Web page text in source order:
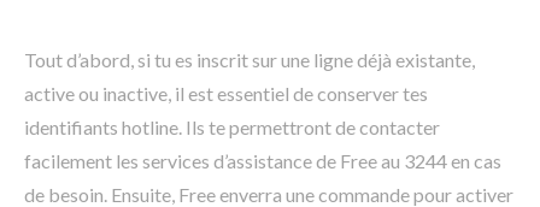
Tout d’abord, si tu es inscrit sur une ligne déjà existante,
active ou inactive, il est essentiel de conserver tes
identifiants hotline. Ils te permettront de contacter
facilement les services d’assistance de Free au 3244 en cas
de besoin. Ensuite, Free enverra une commande pour activer